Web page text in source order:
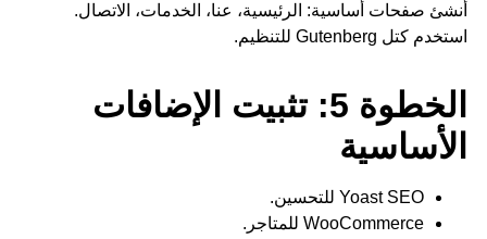
أنشئ صفحات أساسية: الرئيسية، عنا، الخدمات، الاتصال.
استخدم كتل Gutenberg للتنظيم.
الخطوة 5: تثبيت الإضافات
الأساسية
Yoast SEO للتحسين.
WooCommerce للمتاجر.